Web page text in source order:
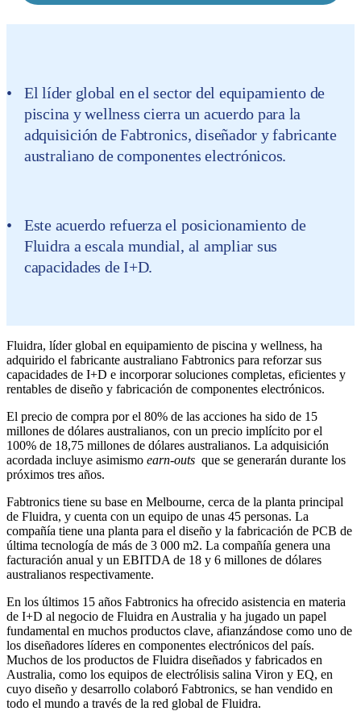
El líder global en el sector del equipamiento de
piscina y wellness cierra un acuerdo para la
adquisición de Fabtronics, diseñador y fabricante
australiano de componentes electrónicos.
Este acuerdo refuerza el posicionamiento de
Fluidra a escala mundial, al ampliar sus
capacidades de I+D.
Fluidra, líder global en equipamiento de piscina y wellness, ha
adquirido el fabricante australiano Fabtronics para reforzar sus
capacidades de I+D e incorporar soluciones completas, eficientes y
rentables de diseño y fabricación de componentes electrónicos.
El precio de compra por el 80% de las acciones ha sido de 15
millones de dólares australianos, con un precio implícito por el
100% de 18,75 millones de dólares australianos. La adquisición
acordada incluye asimismo earn-outs que se generarán durante los
próximos tres años.
Fabtronics tiene su base en Melbourne, cerca de la planta principal
de Fluidra, y cuenta con un equipo de unas 45 personas. La
compañía tiene una planta para el diseño y la fabricación de PCB de
última tecnología de más de 3 000 m2. La compañía genera una
facturación anual y un EBITDA de 18 y 6 millones de dólares
australianos respectivamente.
En los últimos 15 años Fabtronics ha ofrecido asistencia en materia
de I+D al negocio de Fluidra en Australia y ha jugado un papel
fundamental en muchos productos clave, afianzándose como uno de
los diseñadores líderes en componentes electrónicos del país.
Muchos de los productos de Fluidra diseñados y fabricados en
Australia, como los equipos de electrólisis salina Viron y EQ, en
cuyo diseño y desarrollo colaboró Fabtronics, se han vendido en
todo el mundo a través de la red global de Fluidra.